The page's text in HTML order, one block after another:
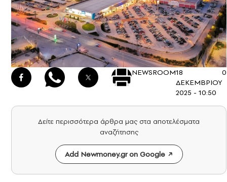
NEWSROOM18
ΔΕΚΕΜΒΡΙΟΥ
2025 - 10:50
0
Δείτε περισσότερα άρθρα μας στα αποτελέσματα
αναζήτησης
Add Newmoney.gr on Google